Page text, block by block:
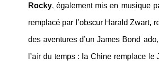
Rocky, également mis en musique
remplacé par l’obscur Harald Zwart,
des aventures d’un James Bond ado,
l’air du temps : la Chine remplace